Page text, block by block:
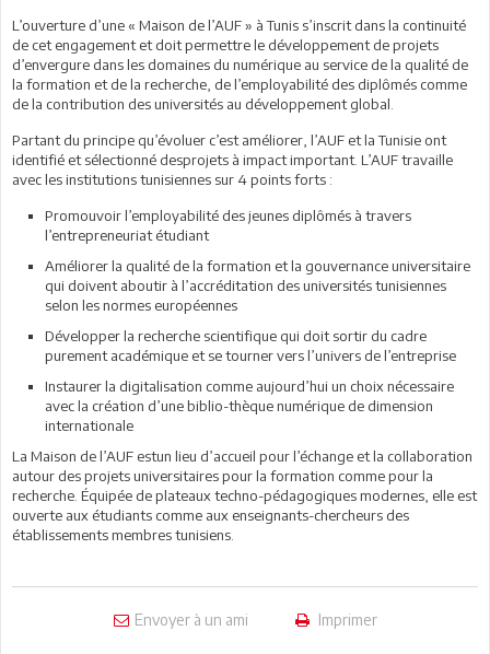
L’ouverture d’une « Maison de l’AUF » à Tunis s’inscrit dans la continuité
de cet engagement et doit permettre le développement de projets
d’envergure dans les domaines du numérique au service de la qualité de
la formation et de la recherche, de l’employabilité des diplômés comme
de la contribution des universités au développement global.
Partant du principe qu’évoluer c’est améliorer, l’AUF et la Tunisie ont
identifié et sélectionné desprojets à impact important. L’AUF travaille
avec les institutions tunisiennes sur 4 points forts :
Promouvoir l’employabilité des jeunes diplômés à travers
l’entrepreneuriat étudiant
Améliorer la qualité de la formation et la gouvernance universitaire
qui doivent aboutir à l’accréditation des universités tunisiennes
selon les normes européennes
Développer la recherche scientifique qui doit sortir du cadre
purement académique et se tourner vers l’univers de l’entreprise
Instaurer la digitalisation comme aujourd’hui un choix nécessaire
avec la création d’une biblio-thèque numérique de dimension
internationale
La Maison de l’AUF estun lieu d’accueil pour l’échange et la collaboration
autour des projets universitaires pour la formation comme pour la
recherche. Équipée de plateaux techno-pédagogiques modernes, elle est
ouverte aux étudiants comme aux enseignants-chercheurs des
établissements membres tunisiens.
Envoyer à un ami Imprimer